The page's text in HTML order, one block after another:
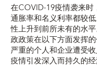
在COVID-19疫情袭来时
通胀率和名义利率都较
性上升到前所未有的水
政政策在以下方面发挥
严重的个人和企业遭受
疫情引发深入而持久的经